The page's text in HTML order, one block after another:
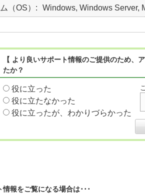
（OS） Windows, Windows Server,
【 より良いサポート情報のご提供のため
たか？
役に立った
役に立たなかった
役に立ったが、わかりづらかった
報をご覧になる場合は･･･